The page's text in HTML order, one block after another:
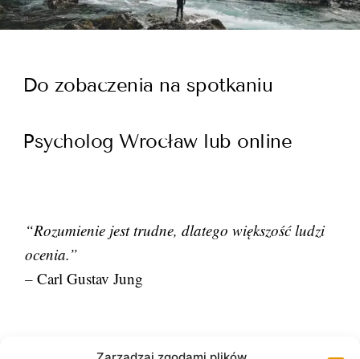
Do zobaczenia na spotkaniu
Psycholog Wrocław lub online
“Rozumienie jest trudne, dlatego większość ludzi
ocenia.”
– Carl Gustav Jung